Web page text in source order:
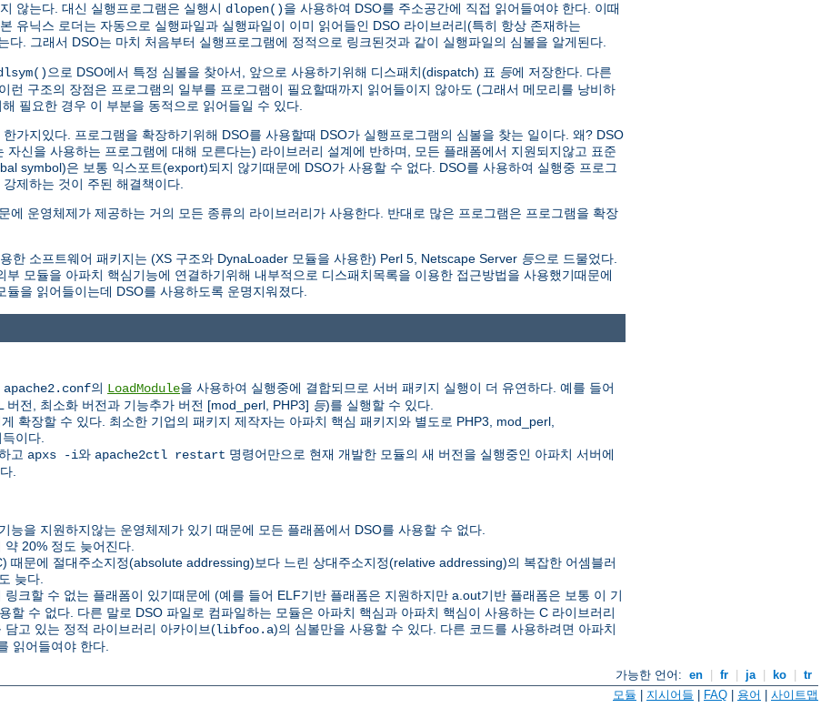
않는다. 대신 실행프로그램은 실행시 dlopen()을 사용하여 DSO를 주소공간에 직접 읽어들여야 한다. 이때
유닉스 로더는 자동으로 실행파일과 실행파일이 이미 읽어들인 DSO 라이브러리(특히 항상 존재하는
다. 그래서 DSO는 마치 처음부터 실행프로그램에 정적으로 링크된것과 같이 실행파일의 심볼을 알게된다.
으로 DSO에서 특정 심볼을 찾아서, 앞으로 사용하기위해 디스패치(dispatch) 표 등에 저장한다. 다른
런 구조의 장점은 프로그램의 일부를 프로그램이 필요할때까지 읽어들이지 않아도 (그래서 메모리를 낭비하
필요한 경우 이 부분을 동적으로 읽어들일 수 있다.
가지있다. 프로그램을 확장하기위해 DSO를 사용할때 DSO가 실행프로그램의 심볼을 찾는 일이다. 왜? DSO
신을 사용하는 프로그램에 대해 모른다는) 라이브러리 설계에 반하며, 모든 플래폼에서 지원되지않고 표준
symbol)은 보통 익스포트(export)되지 않기때문에 DSO가 사용할 수 없다. DSO를 사용하여 실행중 프로그
제하는 것이 주된 해결책이다.
에 운영체제가 제공하는 거의 모든 종류의 라이브러리가 사용한다. 반대로 많은 프로그램은 프로그램을 확장
한 소프트웨어 패키지는 (XS 구조와 DynaLoader 모듈을 사용한) Perl 5, Netscape Server 등으로 드물었다.
모듈을 아파치 핵심기능에 연결하기위해 내부적으로 디스패치목록을 이용한 접근방법을 사용했기때문에
을 읽어들이는데 DSO를 사용하도록 운명지워졌다.
apache2.conf의 LoadModule을 사용하여 실행중에 결합되므로 서버 패키지 실행이 더 유연하다. 예를 들어
전, 최소화 버전과 기능추가 버전 [mod_perl, PHP3] 등)를 실행할 수 있다.
확장할 수 있다. 최소한 기업의 패키지 제작자는 아파치 핵심 패키지와 별도로 PHP3, mod_perl,
이다.
고 apxs -i와 apache2ctl restart 명령어만으로 현재 개발한 모듈의 새 버전을 실행중인 아파치 서버에
.
능을 지원하지않는 운영체제가 있기 때문에 모든 플래폼에서 DSO를 사용할 수 없다.
20% 정도 늦어진다.
때문에 절대주소지정(absolute addressing)보다 느린 상대주소지정(relative addressing)의 복잡한 어셈블러
늦다.
링크할 수 없는 플래폼이 있기때문에 (예를 들어 ELF기반 플래폼은 지원하지만 a.out기반 플래폼은 보통 이 기
할 수 없다. 다른 말로 DSO 파일로 컴파일하는 모듈은 아파치 핵심과 아파치 핵심이 사용하는 C 라이브러리
고 있는 정적 라이브러리 아카이브(libfoo.a)의 심볼만을 사용할 수 있다. 다른 코드를 사용하려면 아파치
읽어들여야 한다.
가능한 언어: en fr ja ko
tr
모듈 지시어들 FAQ 용어 사이트맵